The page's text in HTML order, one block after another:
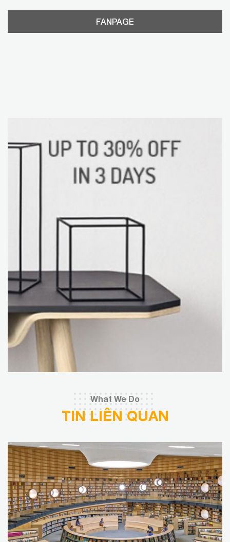
FANPAGE
What We Do
TIN LIÊN QUAN